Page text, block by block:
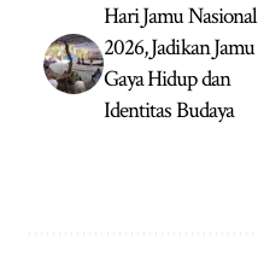
Hari Jamu Nasional
2026, Jadikan Jamu
Gaya Hidup dan
Identitas Budaya